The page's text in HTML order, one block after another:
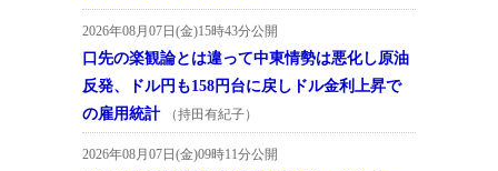
2026年08月07日(金)15時43分公開
口先の楽観論とは違って中東情勢は悪化し原油
反発、ドル円も158円台に戻しドル金利上昇で
の雇用統計
（持田有紀子）
2026年08月07日(金)09時11分公開